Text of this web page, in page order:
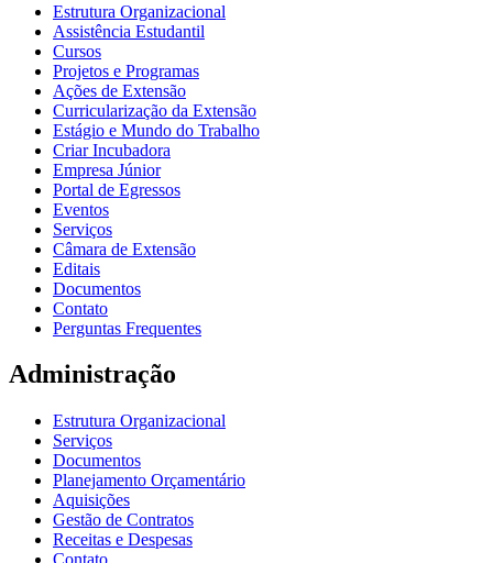
Estrutura Organizacional
Assistência Estudantil
Cursos
Projetos e Programas
Ações de Extensão
Curricularização da Extensão
Estágio e Mundo do Trabalho
Criar Incubadora
Empresa Júnior
Portal de Egressos
Eventos
Serviços
Câmara de Extensão
Editais
Documentos
Contato
Perguntas Frequentes
Administração
Estrutura Organizacional
Serviços
Documentos
Planejamento Orçamentário
Aquisições
Gestão de Contratos
Receitas e Despesas